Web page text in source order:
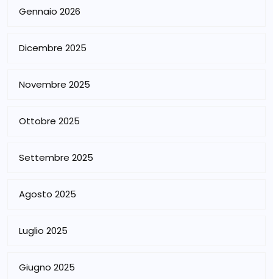
Gennaio 2026
Dicembre 2025
Novembre 2025
Ottobre 2025
Settembre 2025
Agosto 2025
Luglio 2025
Giugno 2025